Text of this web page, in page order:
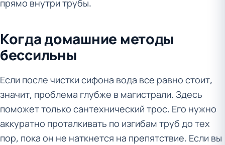
прямо внутри трубы.
Когда домашние методы
бессильны
Если после чистки сифона вода все равно стоит,
значит, проблема глубже в магистрали. Здесь
поможет только сантехнический трос. Его нужно
аккуратно проталкивать по изгибам труб до тех
пор, пока он не наткнется на препятствие. Если вы